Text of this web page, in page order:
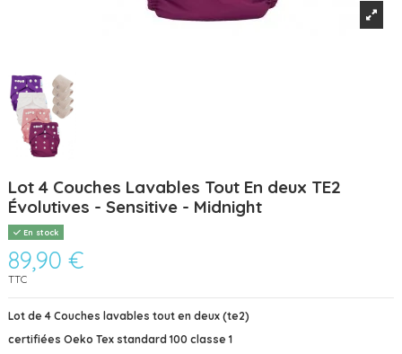
Lot 4 Couches Lavables Tout En deux TE2
Évolutives - Sensitive - Midnight
En stock
89,90 €
TTC
Lot de 4 Couches lavables tout en deux (te2)
certifiées Oeko Tex standard 100 classe 1